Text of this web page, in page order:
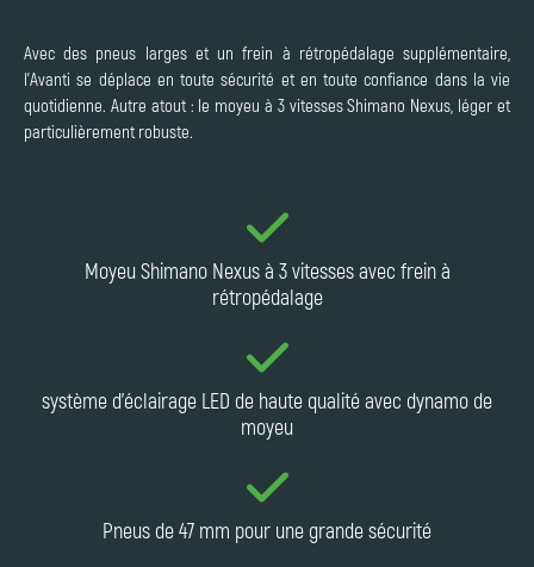
Avec des pneus larges et un frein à rétropédalage supplémentaire,
l'Avanti se déplace en toute sécurité et en toute confiance dans la vie
quotidienne. Autre atout : le moyeu à 3 vitesses Shimano Nexus, léger et
particulièrement robuste.
Moyeu Shimano Nexus à 3 vitesses avec frein à
rétropédalage
système d'éclairage LED de haute qualité avec dynamo de
moyeu
Pneus de 47 mm pour une grande sécurité